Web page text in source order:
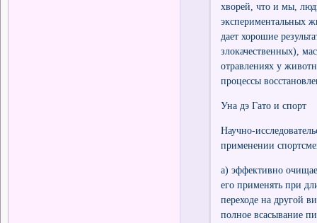
хворей, что и мы,
экспериментальных
дает хорошие
злокачественных),
отравлениях у
процессы
Уна дэ Гато и спорт
Научно-
применении
а) эффективно
его применять при
переходе на другой
полное всасывание